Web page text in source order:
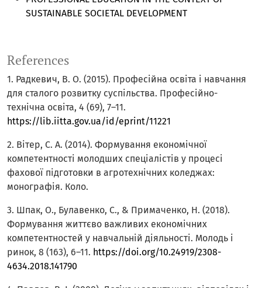
SUSTAINABLE SOCIETAL DEVELOPMENT
References
1. Радкевич, В. О. (2015). Професійна освіта і навчання
для сталого розвитку суспільства. Професійно-
технічна освіта, 4 (69), 7–11.
https://lib.iitta.gov.ua/id/eprint/11221
2. Вітер, С. А. (2014). Формування економічної
компетентності молодших спеціалістів у процесі
фахової підготовки в агротехнічних коледжах:
монографія. Коло.
3. Шпак, О., Булавенко, С., & Примаченко, Н. (2018).
Формування життєво важливих економічних
компетентностей у навчальній діяльності. Молодь і
ринок, 8 (163), 6–11. https://doi.org/10.24919/2308-
4634.2018.141790